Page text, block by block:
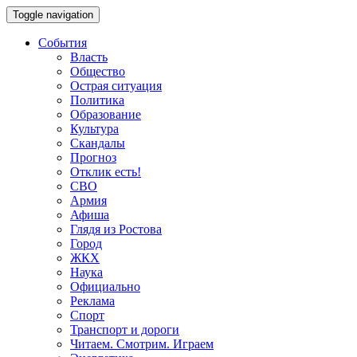
Toggle navigation
События
Власть
Общество
Острая ситуация
Политика
Образование
Культура
Скандалы
Прогноз
Отклик есть!
СВО
Армия
Афиша
Глядя из Ростова
Город
ЖКХ
Наука
Официально
Реклама
Спорт
Транспорт и дороги
Читаем. Смотрим. Играем